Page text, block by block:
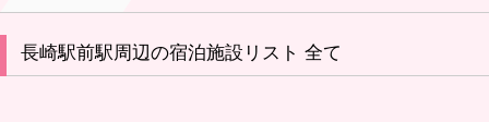
長崎駅前駅周辺の宿泊施設リスト 全て